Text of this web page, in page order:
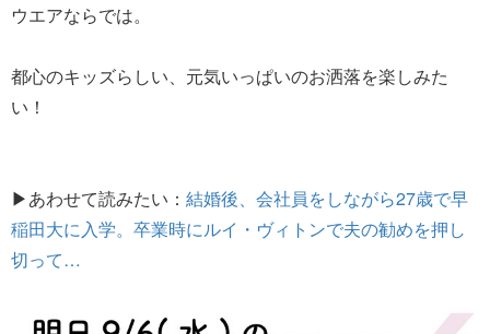
ウエアならでは。
都心のキッズらしい、元気いっぱいのお洒落を楽しみた
い！
▶あわせて読みたい： 結婚後、会社員をしながら27歳で早
稲田大に入学。卒業時にルイ・ヴィトンで夫の勧めを押し
切って…